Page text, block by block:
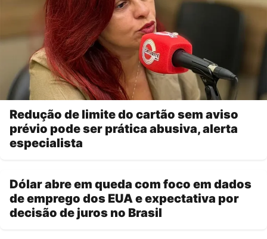
Redução de limite do cartão sem aviso
prévio pode ser prática abusiva, alerta
especialista
Dólar abre em queda com foco em dados
de emprego dos EUA e expectativa por
decisão de juros no Brasil